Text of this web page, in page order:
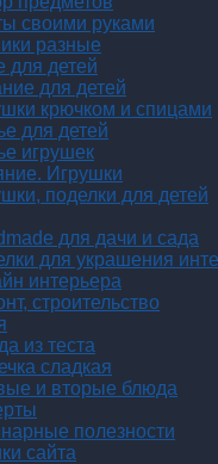
своими руками
разные
для детей
для детей
крючком и спицами
для детей
игрушек
Игрушки
поделки для детей
для дачи и сада
для украшения
интерьера
строительство
из теста
сладкая
и вторые блюда
полезности
сайта